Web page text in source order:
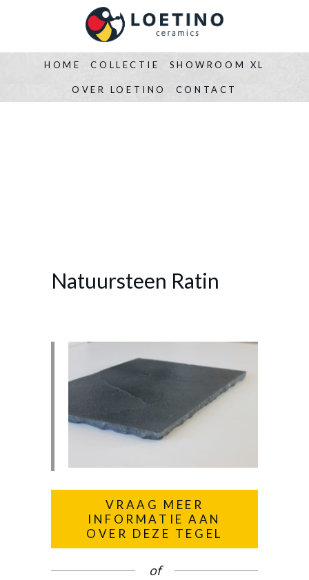
HOME COLLECTIE SHOWROOM XL
OVER LOETINO CONTACT
Natuursteen Ratin
VRAAG MEER
INFORMATIE AAN
OVER DEZE TEGEL
of